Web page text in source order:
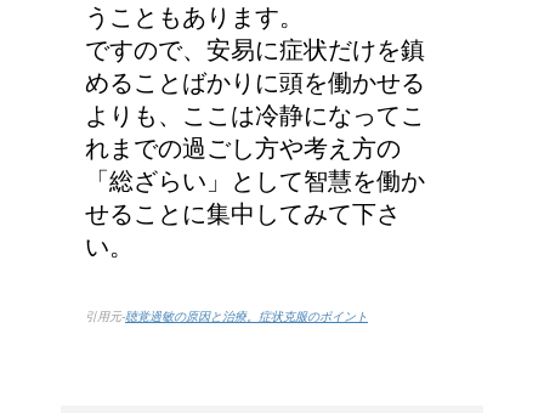
うこともあります。
ですので、安易に症状だけを鎮
めることばかりに頭を働かせる
よりも、ここは冷静になってこ
れまでの過ごし方や考え方の
「総ざらい」として智慧を働か
せることに集中してみて下さ
い。
引用元-聴覚過敏の原因と治療。症状克服のポイント